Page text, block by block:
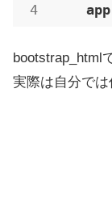
app
bootstrap_html
実際は自分では